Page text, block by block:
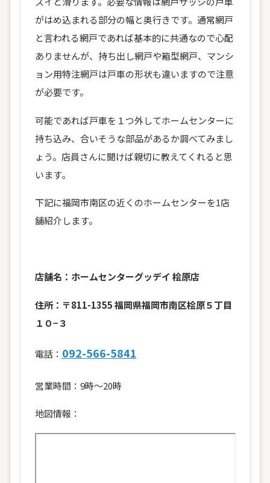
がはめ込まれる部分の幅と奥行きです。通常網戸
と言われる網戸であれば基本的に共通なので心配
ありませんが、持ち出し網戸や箱型網戸、マンシ
ョン用特注網戸は戸車の形状も違いますので注意
が必要です。
可能であれば戸車を１つ外してホームセンターに
持ち込み、合いそうな部品があるか調べてみまし
ょう。店員さんに聞けば親切に教えてくれると思
います。
下記に福岡市南区の近くのホームセンターを1店
舗紹介します。
店舗名：ホームセンターグッデイ 桧原店
住所：〒811-1355 福岡県福岡市南区桧原５丁目
１０−３
電話： 092-566-5841
営業時間：9時～20時
地図情報：